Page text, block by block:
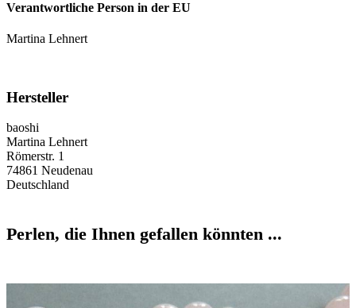
Verantwortliche Person in der EU
Martina Lehnert
Hersteller
baoshi
Martina Lehnert
Römerstr. 1
74861 Neudenau
Deutschland
Perlen, die Ihnen gefallen könnten ...